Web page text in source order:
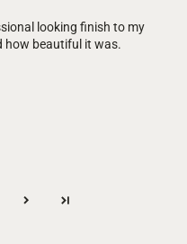
looking finish to my
how beautiful it was.